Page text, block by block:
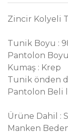
Zincir Kolyeli
Tunik Boyu :
Pantolon
Kumaş : Krep
Tunik önden
Pantolon Beli
Ürüne Dahil :
Manken